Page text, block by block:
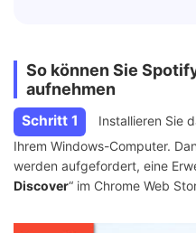
So können Sie
aufnehmen
Schritt 1 Installieren Sie
Ihrem Windows-Computer.
werden aufgefordert, eine
Discover“ im Chrome Web